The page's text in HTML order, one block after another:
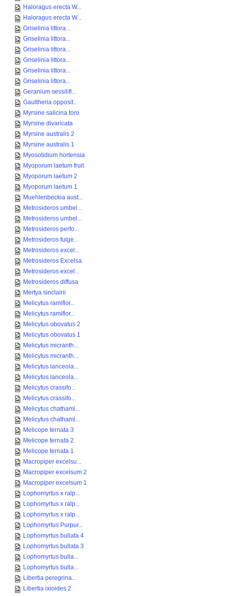
Haloragus erecta W...
Haloragus erecta W...
Griselinia littora...
Griselinia littora...
Griselinia littora...
Griselinia littora...
Griselinia littora...
Griselinia littora...
Geranium sessilifl...
Gaultheria opposit...
Myrsine salicina toro
Myrsine divaricata
Myrsine australis 2
Myrsine australis 1
Myosotidium hortensia
Myoporum laetum fruit
Myoporum laetum 2
Myoporum laetum 1
Muehlenbeckia aust...
Metrosideros umbel...
Metrosideros umbel...
Metrosideros perfo...
Metrosideros fulge...
Metrosideros excel...
Metrosideros Excelsa
Metrosideros excel...
Metrosideros diffusa
Mertya sinclairii
Melicytus ramiflor...
Melicytus ramiflor...
Melicytus obovatus 2
Melicytus obovatus 1
Melicytus micranth...
Melicytus micranth...
Melicytus lanceola...
Melicytus lanceola...
Melicytus crassifo...
Melicytus crassifo...
Melicytus chathami...
Melicytus chathami...
Melicope ternata 3
Melicope ternata 2
Melicope ternata 1
Macropiper excelsu...
Macropiper excelsum 2
Macropiper excelsum 1
Lophomyrtus x ralp...
Lophomyrtus x ralp...
Lophomyrtus x ralp...
Lophomyrtus Purpur...
Lophomyrtus bullata 4
Lophomyrtus bullata 3
Lophomyrtus bulla...
Lophomyrtus bulla...
Libertia peregrina...
Libertia ixioides 2